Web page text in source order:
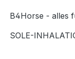
B4Horse - alles
SOLE-